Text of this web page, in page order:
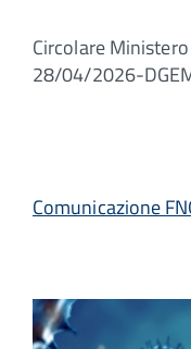
Circolare
28/04/2026-
Comunicazione